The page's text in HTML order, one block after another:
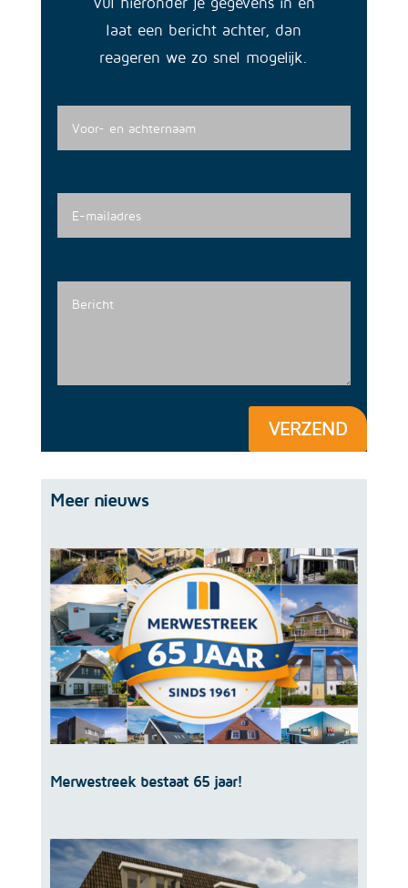
laat een bericht achter, dan
reageren we zo snel mogelijk.
VERZEND
Meer nieuws
Merwestreek bestaat 65 jaar!